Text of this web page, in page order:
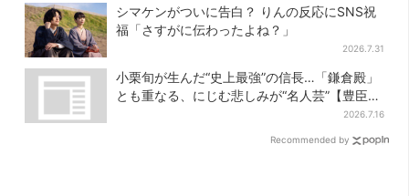
シマケンがついに告白？ りんの反応にSNS祝
福「さすがに伝わったよね？」
2026.7.31
小栗旬が生んだ“史上最強”の信長…「鎌倉殿」
とも重なる、にじむ悲しみが“名人芸”【豊臣兄
2026.7.16
Recommended by